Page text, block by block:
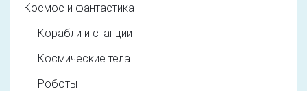
Космос и фантастика
Корабли и станции
Космические тела
Роботы